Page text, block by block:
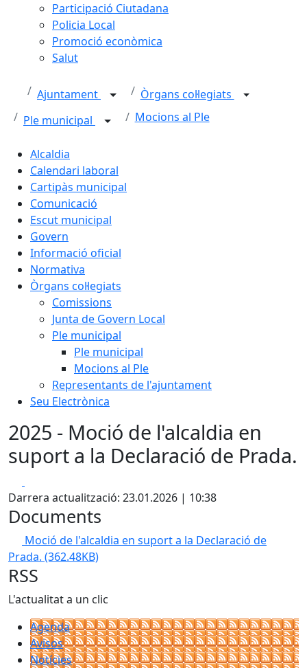
Participació Ciutadana
Policia Local
Promoció econòmica
Salut
Ajuntament
Òrgans col·legiats
Ple municipal
Mocions al Ple
Alcaldia
Calendari laboral
Cartipàs municipal
Comunicació
Escut municipal
Govern
Informació oficial
Normativa
Òrgans col·legiats
Comissions
Junta de Govern Local
Ple municipal
Ple municipal
Mocions al Ple
Representants de l'ajuntament
Seu Electrònica
2025 - Moció de l'alcaldia en
suport a la Declaració de Prada.
Darrera actualització: 23.01.2026 | 10:38
Documents
Moció de l'alcaldia en suport a la Declaració de
Prada. (362.48KB)
RSS
L'actualitat a un clic
Agenda
Avisos
Notícies